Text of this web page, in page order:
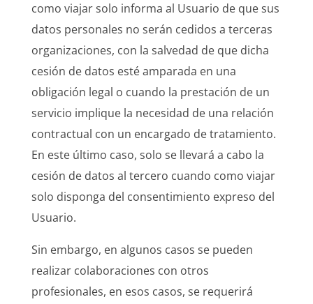
como viajar solo informa al Usuario de que sus
datos personales no serán cedidos a terceras
organizaciones, con la salvedad de que dicha
cesión de datos esté amparada en una
obligación legal o cuando la prestación de un
servicio implique la necesidad de una relación
contractual con un encargado de tratamiento.
En este último caso, solo se llevará a cabo la
cesión de datos al tercero cuando como viajar
solo disponga del consentimiento expreso del
Usuario.
Sin embargo, en algunos casos se pueden
realizar colaboraciones con otros
profesionales, en esos casos, se requerirá